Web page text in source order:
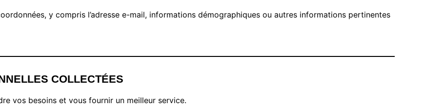
y compris l’adresse e-mail, informations démographiques ou autres informations pertinentes
COLLECTÉES
vos besoins et vous fournir un meilleur service.